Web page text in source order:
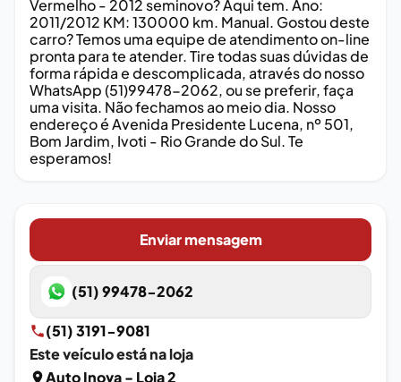
Vermelho - 2012 seminovo? Aqui tem. Ano:
2011/2012 KM: 130000 km. Manual. Gostou deste
carro? Temos uma equipe de atendimento on-line
pronta para te atender. Tire todas suas dúvidas de
forma rápida e descomplicada, através do nosso
WhatsApp (51)99478-2062, ou se preferir, faça
uma visita. Não fechamos ao meio dia. Nosso
endereço é Avenida Presidente Lucena, nº 501,
Bom Jardim, Ivoti - Rio Grande do Sul. Te
esperamos!
Enviar mensagem
(51) 99478-2062
(51) 3191-9081
Este veículo está na loja
Auto Inova - Loja 2